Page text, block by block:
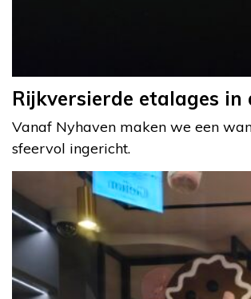
Rijkversierde etalages
Vanaf Nyhaven maken we een
sfeervol ingericht.